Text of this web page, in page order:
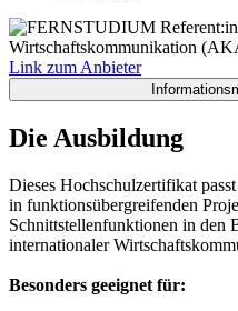
Link zum Anbieter
Die Ausbildung
Dieses Hochschulzertifikat
in funktionsübergreifenden
Schnittstellenfunktionen in den
internationaler
Besonders geeignet für: